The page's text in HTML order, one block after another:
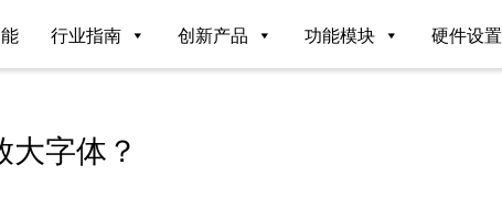
行业指南 创新产品 功能模块 硬件设置
字体？